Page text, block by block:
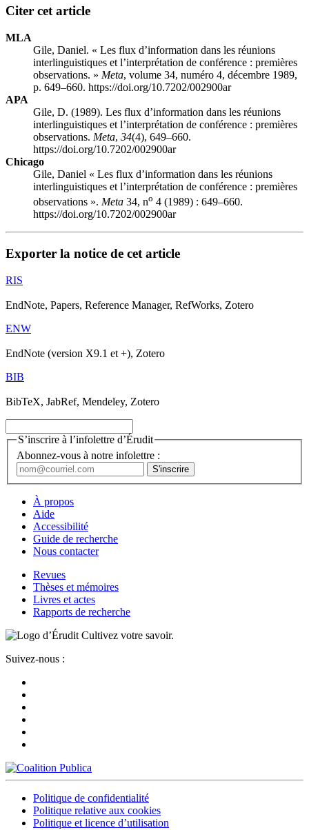
Citer cet article
MLA
Gile, Daniel. « Les flux d’information dans les réunions
interlinguistiques et l’interprétation de conférence : premières
observations. » Meta, volume 34, numéro 4, décembre 1989,
p. 649–660. https://doi.org/10.7202/002900ar
APA
Gile, D. (1989). Les flux d’information dans les réunions
interlinguistiques et l’interprétation de conférence : premières
observations. Meta, 34(4), 649–660.
https://doi.org/10.7202/002900ar
Chicago
Gile, Daniel « Les flux d’information dans les réunions
interlinguistiques et l’interprétation de conférence : premières
observations ». Meta 34, no 4 (1989) : 649–660.
https://doi.org/10.7202/002900ar
Exporter la notice de cet article
RIS
EndNote, Papers, Reference Manager, RefWorks, Zotero
ENW
EndNote (version X9.1 et +), Zotero
BIB
BibTeX, JabRef, Mendeley, Zotero
S’inscrire à l’infolettre d’Érudit
Abonnez-vous à notre infolettre :
À propos
Aide
Accessibilité
Guide de recherche
Nous contacter
Revues
Thèses et mémoires
Livres et actes
Rapports de recherche
Cultivez votre savoir.
Suivez-nous :
Politique de confidentialité
Politique relative aux cookies
Politique et licence d’utilisation